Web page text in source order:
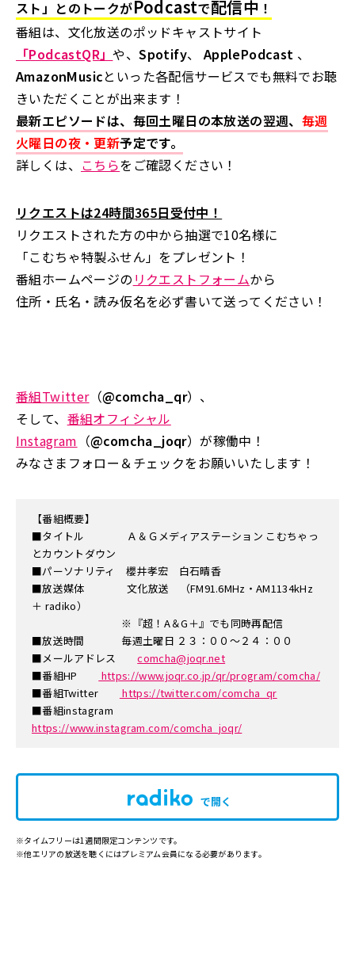
スト」とのトークがPodcastで配信中 ！
番組は、文化放送のポッドキャストサイト
「PodcastQR」や、Spotify、ApplePodcast 、
AmazonMusicといった各配信サービスでも無料でお聴
きいただくことが出来ます！
最新エピソードは、毎回土曜日の本放送の翌週、 毎週
火曜日の夜・更新予定です。
詳しくは、 こちらをご確認ください！
リクエストは24時間365日受付中！
リクエストされた方の中から抽選で10名様に
「こむちゃ特製ふせん」をプレゼント！
番組ホームページの リクエストフォームから
住所・氏名・読み仮名を必ず書いて送ってください！
番組Twitter（@comcha_qr）、
そして、 番組オフィシャル
Instagram （@comcha_joqr）が稼働中！
みなさまフォロー＆チェックをお願いいたします！
【番組概要】
■タイトル Ａ＆Ｇメディアステーション こむちゃっ
とカウントダウン
■パーソナリティ 櫻井孝宏 白石晴香
■放送媒体 文化放送 （FM91.6MHz・AM1134kHz
＋ radiko）
※『超！A＆G＋』でも同時再配信
■放送時間 毎週土曜日 ２３：００～２４：００
■メールアドレスcomcha@joqr.net
■番組HP
https://www.joqr.co.jp/qr/program/comcha/
■番組Twitter
https://twitter.com/comcha_qr
■番組instagram
https://www.instagram.com/comcha_joqr/
で開く
※タイムフリーは1週間限定コンテンツです。
※他エリアの放送を聴くにはプレミアム会員になる必要があります。